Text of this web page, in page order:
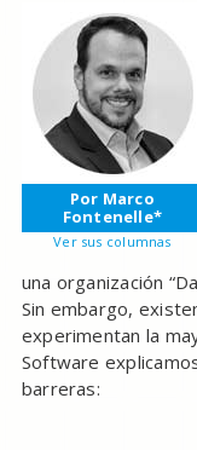
Por Marco
Fontenelle*
Ver sus columnas
una organización
Sin embargo,
experimentan la
Software
barreras: